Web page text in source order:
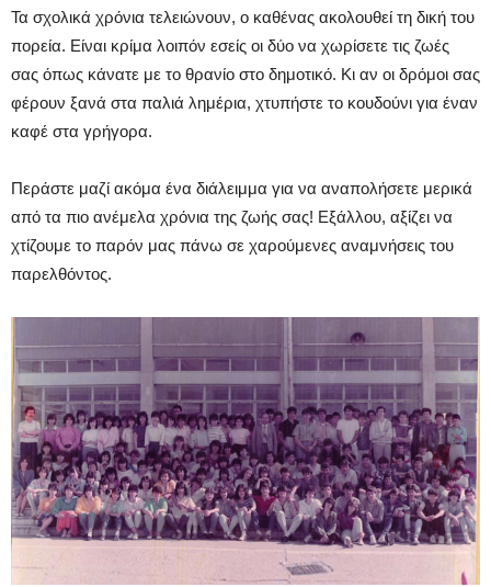
Τα σχολικά χρόνια τελειώνουν, ο καθένας ακολουθεί τη δική του
πορεία. Είναι κρίμα λοιπόν εσείς οι δύο να χωρίσετε τις ζωές
σας όπως κάνατε με το θρανίο στο δημοτικό. Κι αν οι δρόμοι σας
φέρουν ξανά στα παλιά λημέρια, χτυπήστε το κουδούνι για έναν
καφέ στα γρήγορα.
Περάστε μαζί ακόμα ένα διάλειμμα για να αναπολήσετε μερικά
από τα πιο ανέμελα χρόνια της ζωής σας! Εξάλλου, αξίζει να
χτίζουμε το παρόν μας πάνω σε χαρούμενες αναμνήσεις του
παρελθόντος.